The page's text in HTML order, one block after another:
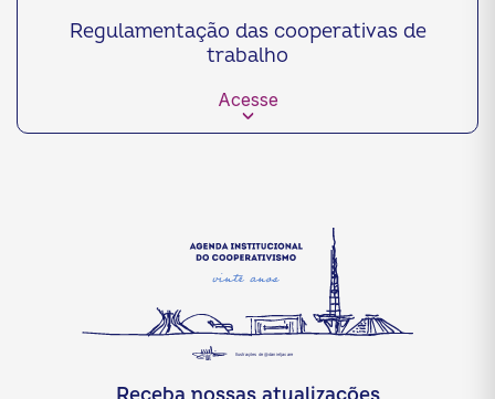
Regulamentação das cooperativas de
trabalho
Acesse